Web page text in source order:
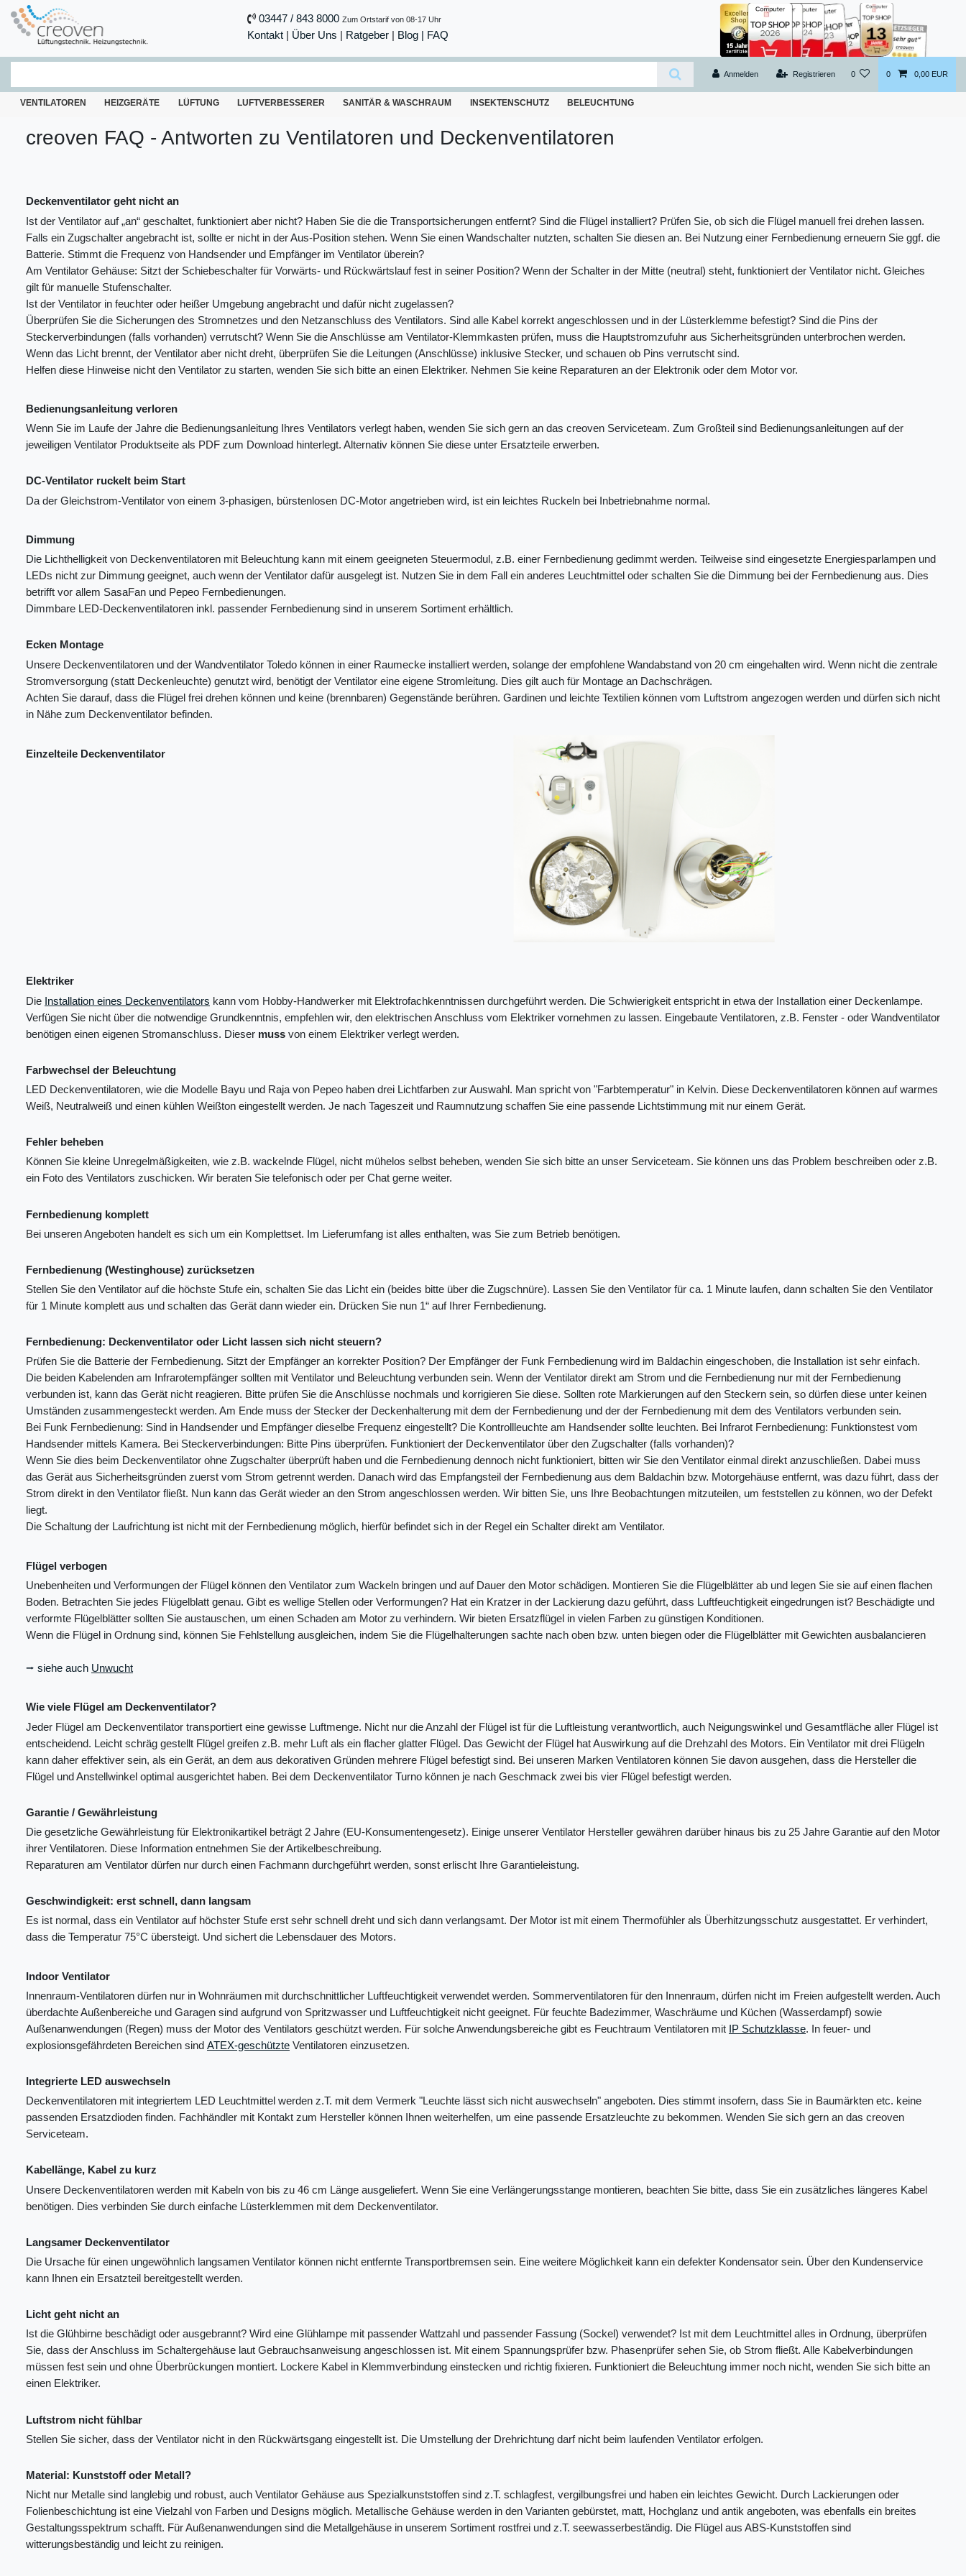
03447 / 843 8000 Zum Ortstarif von 08-17 Uhr
Kontakt| Über Uns | Ratgeber| Blog | FAQ
Anmelden Registrieren 0 0 0,00 EUR
VENTILATOREN HEIZGERÄTE LÜFTUNG LUFTVERBESSERER SANITÄR & WASCHRAUM INSEKTENSCHUTZ BELEUCHTUNG
creoven FAQ - Antworten zu Ventilatoren und Deckenventilatoren
Deckenventilator geht nicht an
Ist der Ventilator auf „an“ geschaltet, funktioniert aber nicht? Haben Sie die die Transportsicherungen entfernt? Sind die Flügel installiert? Prüfen Sie, ob sich die Flügel manuell frei drehen lassen.
Falls ein Zugschalter angebracht ist, sollte er nicht in der Aus-Position stehen. Wenn Sie einen Wandschalter nutzten, schalten Sie diesen an. Bei Nutzung einer Fernbedienung erneuern Sie ggf. die
Batterie. Stimmt die Frequenz von Handsender und Empfänger im Ventilator überein?
Am Ventilator Gehäuse: Sitzt der Schiebeschalter für Vorwärts- und Rückwärtslauf fest in seiner Position? Wenn der Schalter in der Mitte (neutral) steht, funktioniert der Ventilator nicht. Gleiches
gilt für manuelle Stufenschalter.
Ist der Ventilator in feuchter oder heißer Umgebung angebracht und dafür nicht zugelassen?
Überprüfen Sie die Sicherungen des Stromnetzes und den Netzanschluss des Ventilators. Sind alle Kabel korrekt angeschlossen und in der Lüsterklemme befestigt? Sind die Pins der
Steckerverbindungen (falls vorhanden) verrutscht? Wenn Sie die Anschlüsse am Ventilator-Klemmkasten prüfen, muss die Hauptstromzufuhr aus Sicherheitsgründen unterbrochen werden.
Wenn das Licht brennt, der Ventilator aber nicht dreht, überprüfen Sie die Leitungen (Anschlüsse) inklusive Stecker, und schauen ob Pins verrutscht sind.
Helfen diese Hinweise nicht den Ventilator zu starten, wenden Sie sich bitte an einen Elektriker. Nehmen Sie keine Reparaturen an der Elektronik oder dem Motor vor.
Bedienungsanleitung verloren
Wenn Sie im Laufe der Jahre die Bedienungsanleitung Ihres Ventilators verlegt haben, wenden Sie sich gern an das creoven Serviceteam. Zum Großteil sind Bedienungsanleitungen auf der
jeweiligen Ventilator Produktseite als PDF zum Download hinterlegt. Alternativ können Sie diese unter Ersatzteile erwerben.
DC-Ventilator ruckelt beim Start
Da der Gleichstrom-Ventilator von einem 3-phasigen, bürstenlosen DC-Motor angetrieben wird, ist ein leichtes Ruckeln bei Inbetriebnahme normal.
Dimmung
Die Lichthelligkeit von Deckenventilatoren mit Beleuchtung kann mit einem geeigneten Steuermodul, z.B. einer Fernbedienung gedimmt werden. Teilweise sind eingesetzte Energiesparlampen und
LEDs nicht zur Dimmung geeignet, auch wenn der Ventilator dafür ausgelegt ist. Nutzen Sie in dem Fall ein anderes Leuchtmittel oder schalten Sie die Dimmung bei der Fernbedienung aus. Dies
betrifft vor allem SasaFan und Pepeo Fernbedienungen.
Dimmbare LED-Deckenventilatoren inkl. passender Fernbedienung sind in unserem Sortiment erhältlich.
Ecken Montage
Unsere Deckenventilatoren und der Wandventilator Toledo können in einer Raumecke installiert werden, solange der empfohlene Wandabstand von 20 cm eingehalten wird. Wenn nicht die zentrale
Stromversorgung (statt Deckenleuchte) genutzt wird, benötigt der Ventilator eine eigene Stromleitung. Dies gilt auch für Montage an Dachschrägen.
Achten Sie darauf, dass die Flügel frei drehen können und keine (brennbaren) Gegenstände berühren. Gardinen und leichte Textilien können vom Luftstrom angezogen werden und dürfen sich nicht
in Nähe zum Deckenventilator befinden.
Einzelteile Deckenventilator
Elektriker
Die Installation eines Deckenventilators kann vom Hobby-Handwerker mit Elektrofachkenntnissen durchgeführt werden. Die Schwierigkeit entspricht in etwa der Installation einer Deckenlampe.
Verfügen Sie nicht über die notwendige Grundkenntnis, empfehlen wir, den elektrischen Anschluss vom Elektriker vornehmen zu lassen. Eingebaute Ventilatoren, z.B. Fenster - oder Wandventilator
benötigen einen eigenen Stromanschluss. Dieser muss von einem Elektriker verlegt werden.
Farbwechsel der Beleuchtung
LED Deckenventilatoren, wie die Modelle Bayu und Raja von Pepeo haben drei Lichtfarben zur Auswahl. Man spricht von "Farbtemperatur" in Kelvin. Diese Deckenventilatoren können auf warmes
Weiß, Neutralweiß und einen kühlen Weißton eingestellt werden. Je nach Tageszeit und Raumnutzung schaffen Sie eine passende Lichtstimmung mit nur einem Gerät.
Fehler beheben
Können Sie kleine Unregelmäßigkeiten, wie z.B. wackelnde Flügel, nicht mühelos selbst beheben, wenden Sie sich bitte an unser Serviceteam. Sie können uns das Problem beschreiben oder z.B.
ein Foto des Ventilators zuschicken. Wir beraten Sie telefonisch oder per Chat gerne weiter.
Fernbedienung komplett
Bei unseren Angeboten handelt es sich um ein Komplettset. Im Lieferumfang ist alles enthalten, was Sie zum Betrieb benötigen.
Fernbedienung (Westinghouse) zurücksetzen
Stellen Sie den Ventilator auf die höchste Stufe ein, schalten Sie das Licht ein (beides bitte über die Zugschnüre). Lassen Sie den Ventilator für ca. 1 Minute laufen, dann schalten Sie den Ventilator
für 1 Minute komplett aus und schalten das Gerät dann wieder ein. Drücken Sie nun 1“ auf Ihrer Fernbedienung.
Fernbedienung: Deckenventilator oder Licht lassen sich nicht steuern?
Prüfen Sie die Batterie der Fernbedienung. Sitzt der Empfänger an korrekter Position? Der Empfänger der Funk Fernbedienung wird im Baldachin eingeschoben, die Installation ist sehr einfach.
Die beiden Kabelenden am Infrarotempfänger sollten mit Ventilator und Beleuchtung verbunden sein. Wenn der Ventilator direkt am Strom und die Fernbedienung nur mit der Fernbedienung
verbunden ist, kann das Gerät nicht reagieren. Bitte prüfen Sie die Anschlüsse nochmals und korrigieren Sie diese. Sollten rote Markierungen auf den Steckern sein, so dürfen diese unter keinen
Umständen zusammengesteckt werden. Am Ende muss der Stecker der Deckenhalterung mit dem der Fernbedienung und der der Fernbedienung mit dem des Ventilators verbunden sein.
Bei Funk Fernbedienung: Sind in Handsender und Empfänger dieselbe Frequenz eingestellt? Die Kontrollleuchte am Handsender sollte leuchten. Bei Infrarot Fernbedienung: Funktionstest vom
Handsender mittels Kamera. Bei Steckerverbindungen: Bitte Pins überprüfen. Funktioniert der Deckenventilator über den Zugschalter (falls vorhanden)?
Wenn Sie dies beim Deckenventilator ohne Zugschalter überprüft haben und die Fernbedienung dennoch nicht funktioniert, bitten wir Sie den Ventilator einmal direkt anzuschließen. Dabei muss
das Gerät aus Sicherheitsgründen zuerst vom Strom getrennt werden. Danach wird das Empfangsteil der Fernbedienung aus dem Baldachin bzw. Motorgehäuse entfernt, was dazu führt, dass der
Strom direkt in den Ventilator fließt. Nun kann das Gerät wieder an den Strom angeschlossen werden. Wir bitten Sie, uns Ihre Beobachtungen mitzuteilen, um feststellen zu können, wo der Defekt
liegt.
Die Schaltung der Laufrichtung ist nicht mit der Fernbedienung möglich, hierfür befindet sich in der Regel ein Schalter direkt am Ventilator.
Flügel verbogen
Unebenheiten und Verformungen der Flügel können den Ventilator zum Wackeln bringen und auf Dauer den Motor schädigen. Montieren Sie die Flügelblätter ab und legen Sie sie auf einen flachen
Boden. Betrachten Sie jedes Flügelblatt genau. Gibt es wellige Stellen oder Verformungen? Hat ein Kratzer in der Lackierung dazu geführt, dass Luftfeuchtigkeit eingedrungen ist? Beschädigte und
verformte Flügelblätter sollten Sie austauschen, um einen Schaden am Motor zu verhindern. Wir bieten Ersatzflügel in vielen Farben zu günstigen Konditionen.
Wenn die Flügel in Ordnung sind, können Sie Fehlstellung ausgleichen, indem Sie die Flügelhalterungen sachte nach oben bzw. unten biegen oder die Flügelblätter mit Gewichten ausbalancieren
⭢ siehe auch Unwucht
Wie viele Flügel am Deckenventilator?
Jeder Flügel am Deckenventilator transportiert eine gewisse Luftmenge. Nicht nur die Anzahl der Flügel ist für die Luftleistung verantwortlich, auch Neigungswinkel und Gesamtfläche aller Flügel ist
entscheidend. Leicht schräg gestellt Flügel greifen z.B. mehr Luft als ein flacher glatter Flügel. Das Gewicht der Flügel hat Auswirkung auf die Drehzahl des Motors. Ein Ventilator mit drei Flügeln
kann daher effektiver sein, als ein Gerät, an dem aus dekorativen Gründen mehrere Flügel befestigt sind. Bei unseren Marken Ventilatoren können Sie davon ausgehen, dass die Hersteller die
Flügel und Anstellwinkel optimal ausgerichtet haben. Bei dem Deckenventilator Turno können je nach Geschmack zwei bis vier Flügel befestigt werden.
Garantie / Gewährleistung
Die gesetzliche Gewährleistung für Elektronikartikel beträgt 2 Jahre (EU-Konsumentengesetz). Einige unserer Ventilator Hersteller gewähren darüber hinaus bis zu 25 Jahre Garantie auf den Motor
ihrer Ventilatoren. Diese Information entnehmen Sie der Artikelbeschreibung.
Reparaturen am Ventilator dürfen nur durch einen Fachmann durchgeführt werden, sonst erlischt Ihre Garantieleistung.
Geschwindigkeit: erst schnell, dann langsam
Es ist normal, dass ein Ventilator auf höchster Stufe erst sehr schnell dreht und sich dann verlangsamt. Der Motor ist mit einem Thermofühler als Überhitzungsschutz ausgestattet. Er verhindert,
dass die Temperatur 75°C übersteigt. Und sichert die Lebensdauer des Motors.
Indoor Ventilator
Innenraum-Ventilatoren dürfen nur in Wohnräumen mit durchschnittlicher Luftfeuchtigkeit verwendet werden. Sommerventilatoren für den Innenraum, dürfen nicht im Freien aufgestellt werden. Auch
überdachte Außenbereiche und Garagen sind aufgrund von Spritzwasser und Luftfeuchtigkeit nicht geeignet. Für feuchte Badezimmer, Waschräume und Küchen (Wasserdampf) sowie
Außenanwendungen (Regen) muss der Motor des Ventilators geschützt werden. Für solche Anwendungsbereiche gibt es Feuchtraum Ventilatoren mit IP Schutzklasse. In feuer- und
explosionsgefährdeten Bereichen sind ATEX-geschützte Ventilatoren einzusetzen.
Integrierte LED auswechseln
Deckenventilatoren mit integriertem LED Leuchtmittel werden z.T. mit dem Vermerk "Leuchte lässt sich nicht auswechseln" angeboten. Dies stimmt insofern, dass Sie in Baumärkten etc. keine
passenden Ersatzdioden finden. Fachhändler mit Kontakt zum Hersteller können Ihnen weiterhelfen, um eine passende Ersatzleuchte zu bekommen. Wenden Sie sich gern an das creoven
Serviceteam.
Kabellänge, Kabel zu kurz
Unsere Deckenventilatoren werden mit Kabeln von bis zu 46 cm Länge ausgeliefert. Wenn Sie eine Verlängerungsstange montieren, beachten Sie bitte, dass Sie ein zusätzliches längeres Kabel
benötigen. Dies verbinden Sie durch einfache Lüsterklemmen mit dem Deckenventilator.
Langsamer Deckenventilator
Die Ursache für einen ungewöhnlich langsamen Ventilator können nicht entfernte Transportbremsen sein. Eine weitere Möglichkeit kann ein defekter Kondensator sein. Über den Kundenservice
kann Ihnen ein Ersatzteil bereitgestellt werden.
Licht geht nicht an
Ist die Glühbirne beschädigt oder ausgebrannt? Wird eine Glühlampe mit passender Wattzahl und passender Fassung (Sockel) verwendet? Ist mit dem Leuchtmittel alles in Ordnung, überprüfen
Sie, dass der Anschluss im Schaltergehäuse laut Gebrauchsanweisung angeschlossen ist. Mit einem Spannungsprüfer bzw. Phasenprüfer sehen Sie, ob Strom fließt. Alle Kabelverbindungen
müssen fest sein und ohne Überbrückungen montiert. Lockere Kabel in Klemmverbindung einstecken und richtig fixieren. Funktioniert die Beleuchtung immer noch nicht, wenden Sie sich bitte an
einen Elektriker.
Luftstrom nicht fühlbar
Stellen Sie sicher, dass der Ventilator nicht in den Rückwärtsgang eingestellt ist. Die Umstellung der Drehrichtung darf nicht beim laufenden Ventilator erfolgen.
Material: Kunststoff oder Metall?
Nicht nur Metalle sind langlebig und robust, auch Ventilator Gehäuse aus Spezialkunststoffen sind z.T. schlagfest, vergilbungsfrei und haben ein leichtes Gewicht. Durch Lackierungen oder
Folienbeschichtung ist eine Vielzahl von Farben und Designs möglich. Metallische Gehäuse werden in den Varianten gebürstet, matt, Hochglanz und antik angeboten, was ebenfalls ein breites
Gestaltungsspektrum schafft. Für Außenanwendungen sind die Metallgehäuse in unserem Sortiment rostfrei und z.T. seewasserbeständig. Die Flügel aus ABS-Kunststoffen sind
witterungsbeständig und leicht zu reinigen.